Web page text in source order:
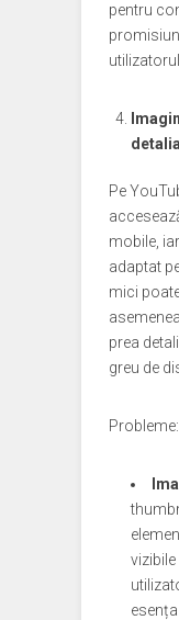
pentru
Pe
mobile,
adaptat
mici
prea
greu de
Probleme: